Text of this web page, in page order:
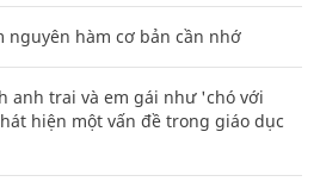
nguyên hàm cơ bản cần nhớ
anh trai và em gái như 'chó với
hiện một vấn đề trong giáo dục